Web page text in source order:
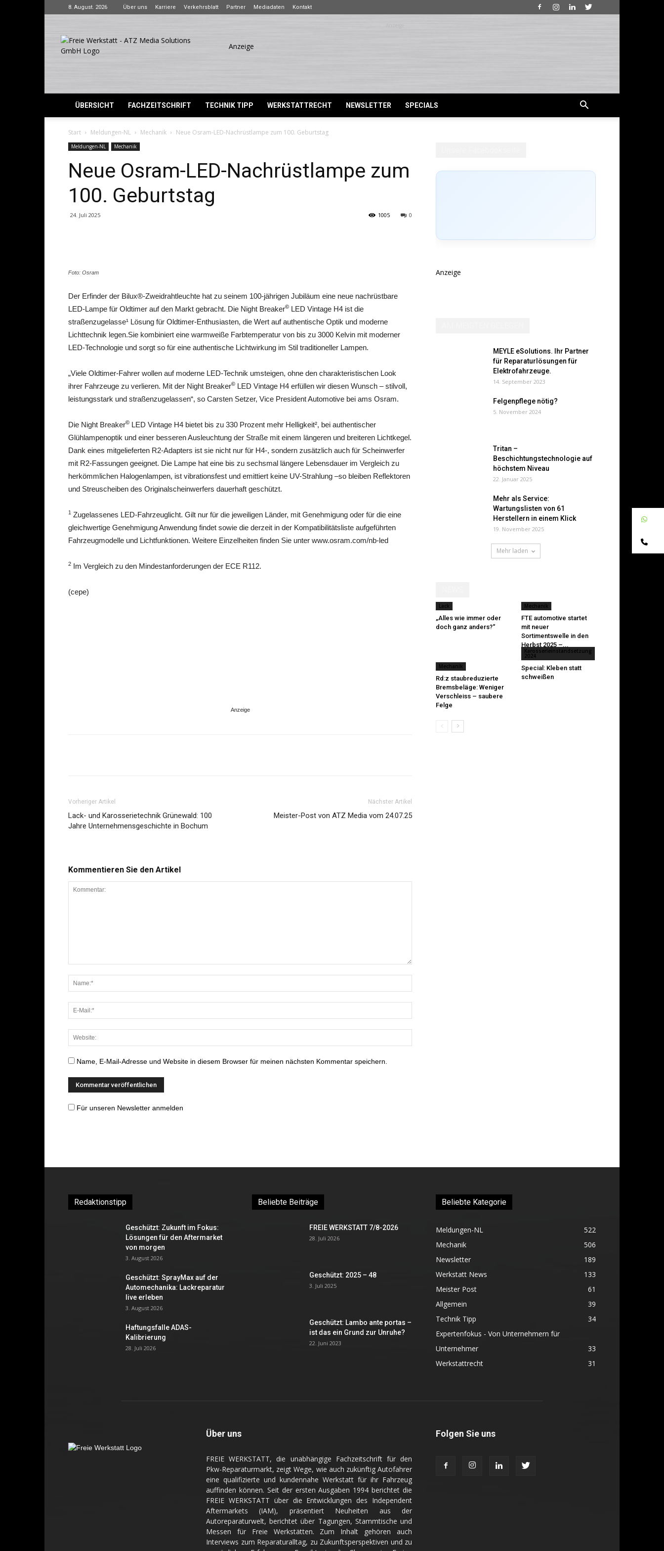
8. August. 2026 Über uns Karriere Verkehrsblatt Partner Mediadaten Kontakt
Freie
Werkstatt
ÜBERSICHT FACHZEITSCHRIFT TECHNIK TIPP WERKSTATTRECHT NEWSLETTER SPECIALS
Start Meldungen-NL Mechanik Neue Osram-LED-Nachrüstlampe zum 100. Geburtstag
Meldungen-NL Mechanik
Neue Osram-LED-Nachrüstlampe zum
100. Geburtstag
24. Juli 2025 0
1005
Foto: Osram
Der Erfinder der Bilux®-Zweidrahtleuchte hat zu seinem 100-jährigen Jubiläum eine neue nachrüstbare
LED-Lampe für Oldtimer auf den Markt gebracht. Die Night Breaker© LED Vintage H4 ist die
straßenzugelasse¹ Lösung für Oldtimer-Enthusiasten, die Wert auf authentische Optik und moderne
Lichttechnik legen.Sie kombiniert eine warmweiße Farbtemperatur von bis zu 3000 Kelvin mit moderner
LED-Technologie und sorgt so für eine authentische Lichtwirkung im Stil traditioneller Lampen.
„Viele Oldtimer-Fahrer wollen auf moderne LED-Technik umsteigen, ohne den charakteristischen Look
ihrer Fahrzeuge zu verlieren. Mit der Night Breaker© LED Vintage H4 erfüllen wir diesen Wunsch – stilvoll,
leistungsstark und straßenzugelassen“, so Carsten Setzer, Vice President Automotive bei ams Osram.
Die Night Breaker© LED Vintage H4 bietet bis zu 330 Prozent mehr Helligkeit², bei authentischer
Glühlampenoptik und einer besseren Ausleuchtung der Straße mit einem längeren und breiteren Lichtkegel.
Dank eines mitgelieferten R2-Adapters ist sie nicht nur für H4-, sondern zusätzlich auch für Scheinwerfer
mit R2-Fassungen geeignet. Die Lampe hat eine bis zu sechsmal längere Lebensdauer im Vergleich zu
herkömmlichen Halogenlampen, ist vibrationsfest und emittiert keine UV-Strahlung –so bleiben Reflektoren
und Streuscheiben des Originalscheinwerfers dauerhaft geschützt.
1 Zugelassenes LED-Fahrzeuglicht. Gilt nur für die jeweiligen Länder, mit Genehmigung oder für die eine
gleichwertige Genehmigung Anwendung findet sowie die derzeit in der Kompatibilitätsliste aufgeführten
Fahrzeugmodelle und Lichtfunktionen. Weitere Einzelheiten finden Sie unter www.osram.com/nb-led
2 Im Vergleich zu den Mindestanforderungen der ECE R112.
(cepe)
Vorheriger Artikel
Lack- und Karosserietechnik Grünewald: 100
Jahre Unternehmensgeschichte in Bochum
Nächster Artikel
Meister-Post von ATZ Media vom 24.07.25
Kommentieren Sie den Artikel
Name, E-Mail-Adresse und Website in diesem Browser für meinen nächsten Kommentar speichern.
Für unseren Newsletter anmelden
Anzeige
MEYLE eSolutions. Ihr Partner
für Reparaturlösungen für
Elektrofahrzeuge.
14. September 2023
Felgenpflege nötig?
5. November 2024
Tritan –
Beschichtungstechnologie auf
höchstem Niveau
22. Januar 2025
Mehr als Service:
Wartungslisten von 61
Herstellern in einem Klick
19. November 2025
Mehr laden
Lack
„Alles wie immer oder
doch ganz anders?“
Mechanik
FTE automotive startet
mit neuer
Sortimentswelle in den
Herbst 2025 –...
Mechanik
Rd:z staubreduzierte
Bremsbeläge: Weniger
Verschleiss – saubere
Felge
Karosserieinstandsetzung
2024
Special: Kleben statt
schweißen
Redaktionstipp
Geschützt: Zukunft im Fokus:
Lösungen für den Aftermarket
von morgen
3. August 2026
Geschützt: SprayMax auf der
Automechanika: Lackreparatur
live erleben
3. August 2026
Haftungsfalle ADAS-
Kalibrierung
28. Juli 2026
Beliebte Beiträge
FREIE WERKSTATT 7/8-2026
28. Juli 2026
Geschützt: 2025 – 48
3. Juli 2025
Geschützt: Lambo ante portas –
ist das ein Grund zur Unruhe?
22. Juni 2023
Beliebte Kategorie
Meldungen-NL
522
Mechanik
506
Newsletter
189
Werkstatt News
133
Meister Post
61
Allgemein
39
Technik Tipp
34
Expertenfokus - Von Unternehmern für
Unternehmer
33
Werkstattrecht
31
Über uns
FREIE WERKSTATT, die unabhängige Fachzeitschrift für den
Pkw-Reparaturmarkt, zeigt Wege, wie auch zukünftig Autofahrer
eine qualifizierte und kundennahe Werkstatt für ihr Fahrzeug
auffinden können. Seit der ersten Ausgaben 1994 berichtet die
FREIE WERKSTATT über die Entwicklungen des Independent
Aftermarkets (IAM), präsentiert Neuheiten aus der
Autoreparaturwelt, berichtet über Tagungen, Stammtische und
Messen für Freie Werkstätten. Zum Inhalt gehören auch
Interviews zum Reparaturalltag, zu Zukunftsperspektiven und zu
Folgen Sie uns